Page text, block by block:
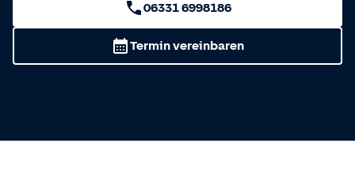
06331 6998186
Termin vereinbaren